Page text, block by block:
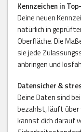
Kennzeichen in
Deine neuen
natürlich in
Oberfläche. Die
sie jede
anbringen und
Datensicher &
Deine Daten sind
bezahlst, läuft über
kannst dich darauf